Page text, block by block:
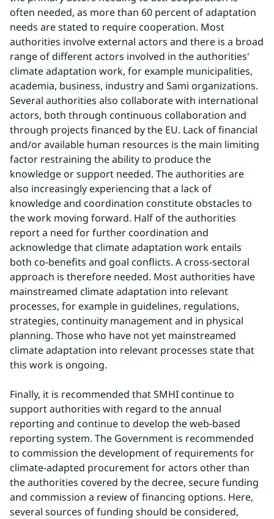
often needed, as more than 60 percent of adaptation
needs are stated to require cooperation. Most
authorities involve external actors and there is a broad
range of different actors involved in the authorities'
climate adaptation work, for example municipalities,
academia, business, industry and Sami organizations.
Several authorities also collaborate with international
actors, both through continuous collaboration and
through projects financed by the EU. Lack of financial
and/or available human resources is the main limiting
factor restraining the ability to produce the
knowledge or support needed. The authorities are
also increasingly experiencing that a lack of
knowledge and coordination constitute obstacles to
the work moving forward. Half of the authorities
report a need for further coordination and
acknowledge that climate adaptation work entails
both co-benefits and goal conflicts. A cross-sectoral
approach is therefore needed. Most authorities have
mainstreamed climate adaptation into relevant
processes, for example in guidelines, regulations,
strategies, continuity management and in physical
planning. Those who have not yet mainstreamed
climate adaptation into relevant processes state that
this work is ongoing.
Finally, it is recommended that SMHI continue to
support authorities with regard to the annual
reporting and continue to develop the web-based
reporting system. The Government is recommended
to commission the development of requirements for
climate-adapted procurement for actors other than
the authorities covered by the decree, secure funding
and commission a review of financing options. Here,
several sources of funding should be considered,